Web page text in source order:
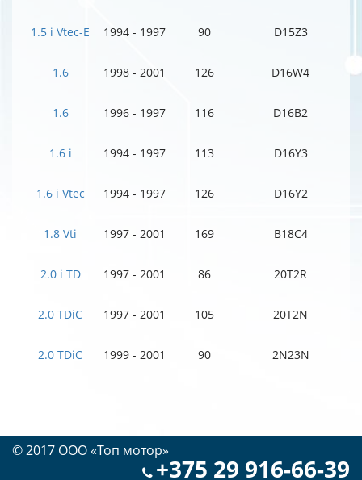
1.5 i Vtec-E 1994 - 1997 90 D15Z3
1.6 1998 - 2001 126 D16W4
1.6 1996 - 1997 116 D16B2
1.6 i 1994 - 1997 113 D16Y3
1.6 i Vtec 1994 - 1997 126 D16Y2
1.8 Vti 1997 - 2001 169 B18C4
2.0 i TD 1997 - 2001 86 20T2R
2.0 TDiC 1997 - 2001 105 20T2N
2.0 TDiC 1999 - 2001 90 2N23N
© 2017 OOO «Топ мотор»
+375 29 916-66-39